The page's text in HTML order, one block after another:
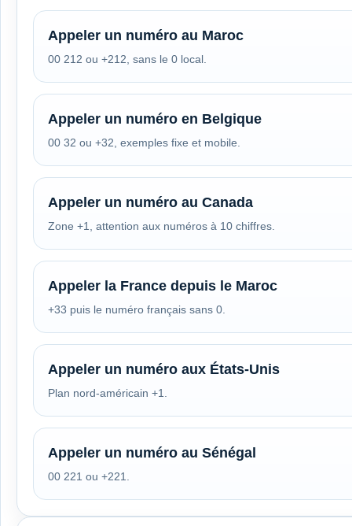
Appeler un numéro au Maroc
00 212 ou +212, sans le 0 local.
Appeler un numéro en Belgique
00 32 ou +32, exemples fixe et mobile.
Appeler un numéro au Canada
Zone +1, attention aux numéros à 10 chiffres.
Appeler la France depuis le Maroc
+33 puis le numéro français sans 0.
Appeler un numéro aux États-Unis
Plan nord-américain +1.
Appeler un numéro au Sénégal
00 221 ou +221.